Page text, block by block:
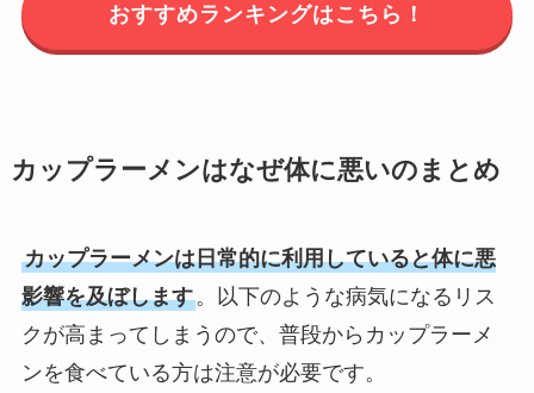
おすすめランキングはこちら！
カップラーメンはなぜ体に悪いのまとめ
カップラーメンは日常的に利用していると体に悪
影響を及ぼします。以下のような病気になるリス
クが高まってしまうので、普段からカップラーメ
ンを食べている方は注意が必要です。